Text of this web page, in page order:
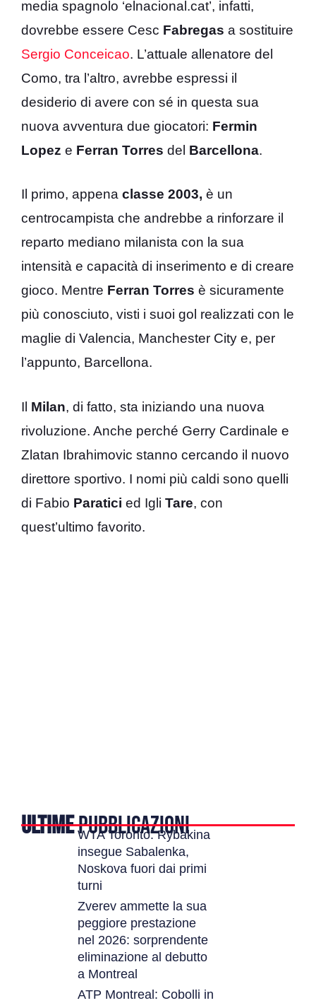
media spagnolo ‘elnacional.cat’, infatti,
dovrebbe essere Cesc Fabregas a sostituire
Sergio Conceicao. L’attuale allenatore del
Como, tra l’altro, avrebbe espressi il
desiderio di avere con sé in questa sua
nuova avventura due giocatori: Fermin
Lopez e Ferran Torres del Barcellona.
Il primo, appena classe 2003, è un
centrocampista che andrebbe a rinforzare il
reparto mediano milanista con la sua
intensità e capacità di inserimento e di creare
gioco. Mentre Ferran Torres è sicuramente
più conosciuto, visti i suoi gol realizzati con le
maglie di Valencia, Manchester City e, per
l’appunto, Barcellona.
Il Milan, di fatto, sta iniziando una nuova
rivoluzione. Anche perché Gerry Cardinale e
Zlatan Ibrahimovic stanno cercando il nuovo
direttore sportivo. I nomi più caldi sono quelli
di Fabio Paratici ed Igli Tare, con
quest’ultimo favorito.
ULTIMEPUBBLICAZIONI
WTA Toronto: Rybakina
insegue Sabalenka,
Noskova fuori dai primi
turni
Zverev ammette la sua
peggiore prestazione
nel 2026: sorprendente
eliminazione al debutto
a Montreal
ATP Montreal: Cobolli in